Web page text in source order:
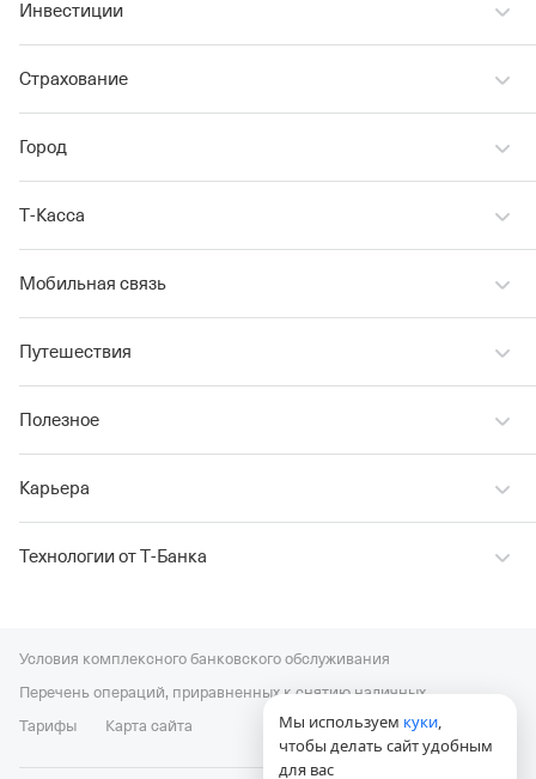
Инвестиции
Страхование
Город
Т‑Касса
Мобильная связь
Путешествия
Полезное
Карьера
Технологии от Т‑Банка
Условия комплексного банковского обслуживания
Перечень операций, приравненных к снятию наличных
Тарифы
Карта сайта Мы используем куки,
чтобы делать сайт удобным
для вас